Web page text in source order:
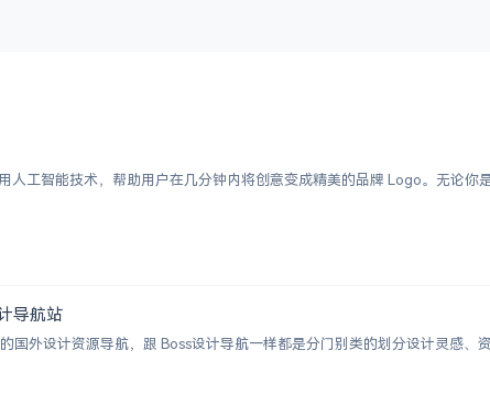
人工智能技术，帮助用户在几分钟内将创意变成精美的品牌 Logo。无论你
导航站
国外设计资源导航，跟 Boss设计导航一样都是分门别类的划分设计灵感、